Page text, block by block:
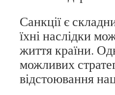
Санкції є
їхні наслідки
життя країни.
можливих
відстоювання